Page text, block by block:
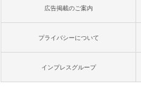
広告掲載のご案内
プライバシーについて
インプレスグループ